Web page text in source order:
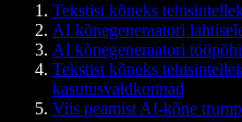
Tekstist kõneks
AI kõnegeneraatori
AI kõnegeneraatori
Tekstist kõneks
kasutusvaldkonnad
Viis peamist AI-kõne